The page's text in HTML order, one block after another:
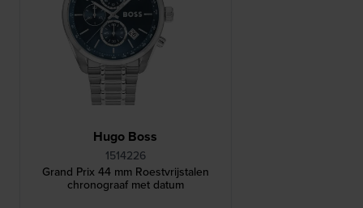
Hugo Boss
1514226
Grand Prix 44 mm Roestvrijstalen
chronograaf met datum